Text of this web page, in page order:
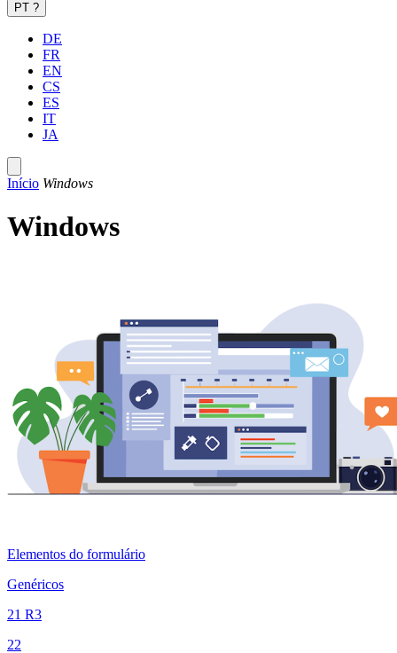
PT ?
DE
FR
EN
CS
ES
IT
JA
Início Windows
Windows
Elementos do formulário
Genéricos
21 R3
22